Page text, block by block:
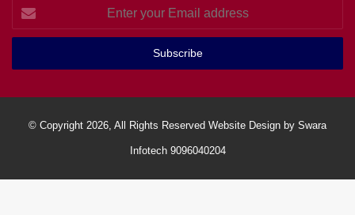
your
Email
© Copyright 2026, All Rights Reserved Website Design by Swara
Infotech 9096040204